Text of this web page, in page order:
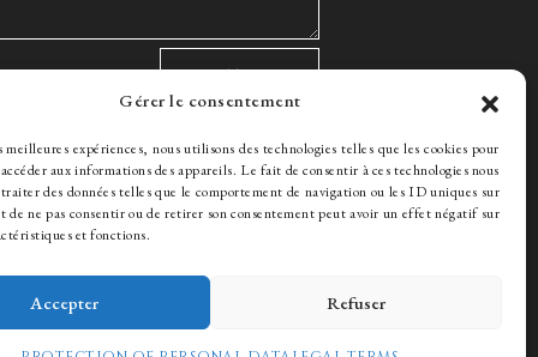
Gérer le consentement
expériences, nous utilisons des technologies telles que les cookies pour
aux informations des appareils. Le fait de consentir à ces technologies nous
des données telles que le comportement de navigation ou les ID uniques sur
de ne pas consentir ou de retirer son consentement peut avoir un effet négatif sur
et fonctions.
Accepter Refuser